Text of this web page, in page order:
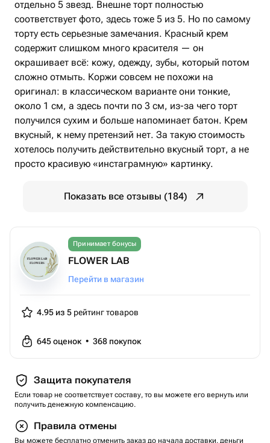
отдельно 5 звезд. Внешне торт полностью
соответствует фото, здесь тоже 5 из 5. Но по самому
торту есть серьезные замечания. Красный крем
содержит слишком много красителя — он
окрашивает всё: кожу, одежду, зубы, который потом
сложно отмыть. Коржи совсем не похожи на
оригинал: в классическом варианте они тонкие,
около 1 см, а здесь почти по 3 см, из-за чего торт
получился сухим и больше напоминает батон. Крем
вкусный, к нему претензий нет. За такую стоимость
хотелось получить действительно вкусный торт, а не
просто красивую «инстаграмную» картинку.
Показать все отзывы (184)
Принимает бонусы
FLOWER LAB
Перейти в магазин
4.95 из 5 рейтинг товаров
645оценок • 368 покупок
Защита покупателя
Если товар не соответствует составу, то вы можете его вернуть или
получить денежную компенсацию.
Правила отмены
Вы можете бесплатно отменить заказ до начала доставки, деньги